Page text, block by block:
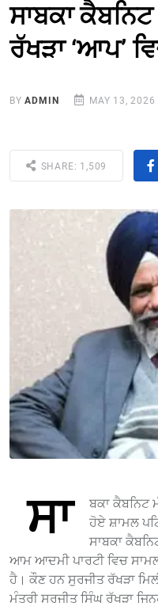
ਸਾਬਕਾ
ਰੱਖੜਾ ‘ਆਪ’
BYADMIN MAY 13, 2026
SHARE: 1,509
ਸਾ
ਬਕਾ ਕੈਬਨਿਟ
ਹੋਏ ਸ਼ਾਮਲ
ਸਾਬਕਾ
ਆਮ ਆਦਮੀ ਪਾਰਟੀ ਵਿਚ
ਹੈ। ਕੌਣ ਹਨ ਸੁਰਜੀਤ ਰੱਖੜਾ
ਮੰਤਰੀ ਸੁਰਜੀਤ ਸਿੰਘ ਰੱਖੜਾ